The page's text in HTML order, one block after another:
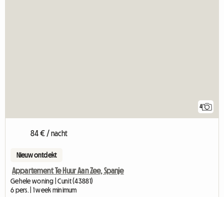
4
84 € / nacht
Nieuw ontdekt
Appartement Te Huur Aan Zee, Spanje
Gehele woning | Cunit (43881)
6 pers. | 1 week minimum